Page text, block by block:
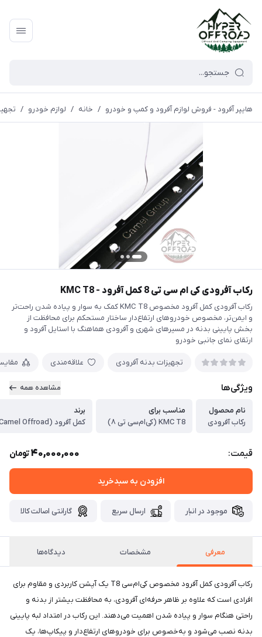
هایپر آفرود - فروش لوازم آفرود و کمپ و خودرو / خانه / لوازم خودرو /
رکاب آفرودی کی ام سی تی 8 کمل آفرود - KMC T8
رکاب آفرودی کمل آفرود مخصوص KMC T8 کمک به سوار و پیاده شدن راحت‌تر
و ایمن‌تر، مخصوص خودروهای ارتفاع‌دار ساختار مستحکم برای محافظت از
بخش پایینی بدنه در مسیرهای شهری و آفرودی هماهنگ با استایل آفرود و
ارتقای نمای جانبی خودرو
تجهیزات بدنه آفرودی علاقه‌مندی
ویژگی‌ها مشاهده همه
نام محصول
رکاب آفرودی
مناسب برای
KMC T8 (کی‌ام‌سی تی ۸)
برند
کمل آفرود (Camel Offroad)
قیمت: 40,000,000تومان
افزودن به سبدخرید
موجود در انبار ارسال سریع گارانتی اصالت کالا
معرفی مشخصات دیدگاه‌ها
رکاب آفرودی کمل آفرود مخصوص کی‌ام‌سی T8 یک آپشن کاربردی و مقاوم برای
افرادی است که علاوه بر ظاهر حرفه‌ای آفرودی، به محافظت بیشتر از بدنه و
راحتی هنگام سوار و پیاده شدن اهمیت می‌دهند. این رکاب در امتداد لبه پایینی
بدنه نصب می‌شود و به‌خصوص برای خودروهای ارتفاع‌دار و پیکاپ‌ها، یک